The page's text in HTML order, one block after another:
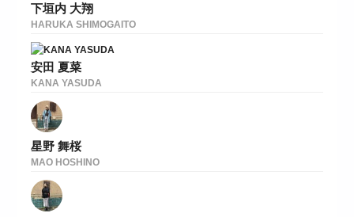
下垣内 大翔
HARUKA SHIMOGAITO
安田 夏菜
KANA YASUDA
星野 舞桜
MAO HOSHINO